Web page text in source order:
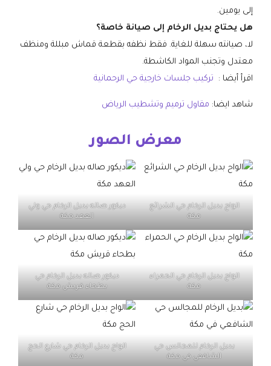
إلى يومين.
هل يحتاج بديل الرخام إلى صيانة خاصة؟
لا، صيانته سهلة للغاية. فقط نظفه بقطعة قماش مبللة ومنظف
معتدل وتجنب المواد الكاشطة.
اقرأ أيضا :
تركيب جلسات خارجية حي الرحمانية
شاهد ايضا: مقاول ترميم وتشطيب الرياض
معرض الصور
الواح بديل الرخام حي الشرائع
مكة
ديكور صاله بديل الرخام حي ولي
العهد مكة
الواح بديل الرخام حي الحمراء
مكة
ديكور صاله بديل الرخام حي
بطحاء قريش مكة
بديل الرخام للمجالس حي
الشافعي في مكة
الواح بديل الرخام حي شارع الحج
مكة